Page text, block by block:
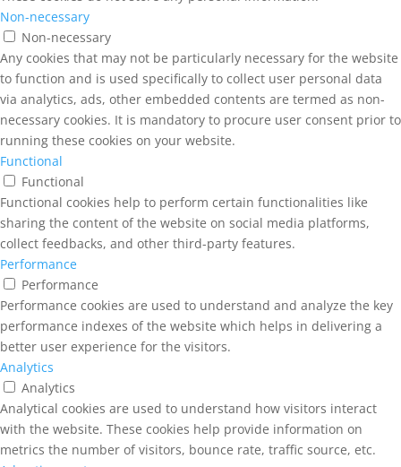
Non-necessary
Non-necessary
Any cookies that may not be particularly necessary for the website
to function and is used specifically to collect user personal data
via analytics, ads, other embedded contents are termed as non-
necessary cookies. It is mandatory to procure user consent prior to
running these cookies on your website.
Functional
Functional
Functional cookies help to perform certain functionalities like
sharing the content of the website on social media platforms,
collect feedbacks, and other third-party features.
Performance
Performance
Performance cookies are used to understand and analyze the key
performance indexes of the website which helps in delivering a
better user experience for the visitors.
Analytics
Analytics
Analytical cookies are used to understand how visitors interact
with the website. These cookies help provide information on
metrics the number of visitors, bounce rate, traffic source, etc.